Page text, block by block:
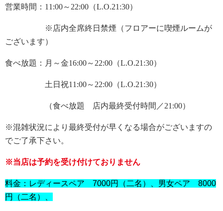
営業時間： 11:00～22:00（L.O.21:30）
※店内全席終日禁煙（フロアーに喫煙ルームが
ございます）
食べ放題： 月～金16:00～22:00（L.O.21:30）
土日祝11:00～22:00（L.O.21:30）
（食べ放題　店内最終受付時間／21:00）
※混雑状況により最終受付が早くなる場合がございますの
でご了承下さい。
※当店は予約を受け付けておりません
料金：レディースペア 7000円（二名）、男女ペア 8000
円（二名）、